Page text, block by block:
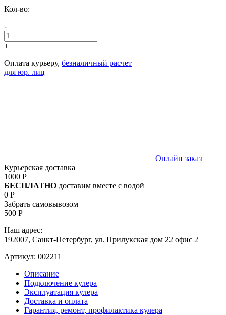
Кол-во:
-
+
Оплата курьеру, безналичный расчет
для юр. лиц
Онлайн заказ
Курьерская доставка
1000 Р
БЕСПЛАТНО доставим вместе с водой
0 Р
Забрать самовывозом
500 Р
Наш адрес:
192007, Санкт-Петербург, ул. Прилукская дом 22 офис 2
Артикул: 002211
Описание
Подключение кулера
Эксплуатация кулера
Доставка и оплата
Гарантия, ремонт, профилактика кулера